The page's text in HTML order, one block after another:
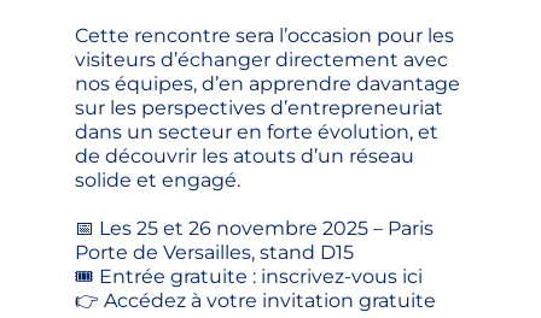
Cette rencontre sera l’occasion pour les
visiteurs d’échanger directement avec
nos équipes, d’en apprendre davantage
sur les perspectives d’entrepreneuriat
dans un secteur en forte évolution, et
de découvrir les atouts d’un réseau
solide et engagé.
📅 Les 25 et 26 novembre 2025 – Paris
Porte de Versailles, stand D15
🎟️ Entrée gratuite : inscrivez-vous ici
👉 Accédez à votre invitation gratuite